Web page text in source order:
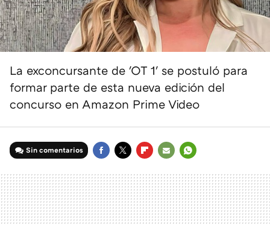
La exconcursante de 'OT 1' se postuló para
formar parte de esta nueva edición del
concurso en Amazon Prime Video
Sin comentarios
MAIL